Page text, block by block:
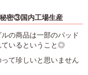
密③国内工場生産
の商品は一部のパッド
ているということ◎
て珍しいと思いません